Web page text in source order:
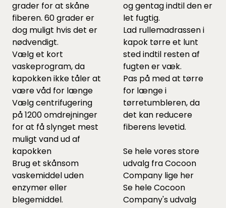
grader for at skåne
fiberen. 60 grader er
dog muligt hvis det er
nødvendigt.
Vælg et kort
vaskeprogram, da
kapokken ikke tåler at
være våd for længe
Vælg centrifugering
på 1200 omdrejninger
for at få slynget mest
muligt vand ud af
kapokken
Brug et skånsom
vaskemiddel uden
enzymer eller
blegemiddel.
og gentag indtil den er
let fugtig.
Lad rullemadrassen i
kapok tørre et lunt
sted indtil resten af
fugten er væk.
Pas på med at tørre
for længe i
tørretumbleren, da
det kan reducere
fiberens levetid.
Se hele vores store
udvalg fra Cocoon
Company lige her
Se heleCocoon
Company's udvalg